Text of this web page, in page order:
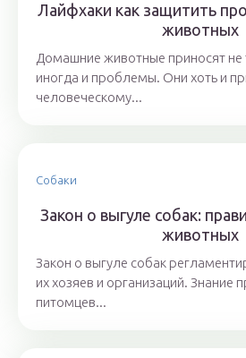
Лайфхаки как защитить
животных
Домашние животные приносят не
иногда и проблемы. Они хоть и
человеческому...
Собаки
Закон о выгуле собак:
животных
Закон о выгуле собак
их хозяев и организаций. Знание
питомцев...